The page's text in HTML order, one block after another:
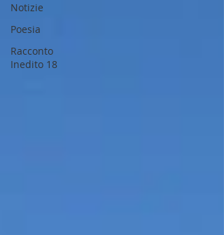
Notizie
Poesia
Racconto
Inedito 18